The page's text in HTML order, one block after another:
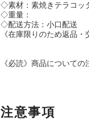
◇素材：素焼きテラコッ
◇重量：
◇配送方法：小口配送
《在庫限りのため返品・
《必読》商品について
注意事項